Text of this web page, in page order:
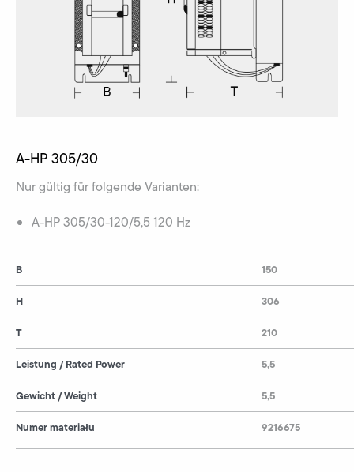
A-HP 305/30
Nur gültig für folgende Varianten:
A-HP 305/30-120/5,5 120 Hz
B
H
T
Leistung / Rated Power
Gewicht / Weight
Numer materiału
150
306
210
5,5
5,5
9216675